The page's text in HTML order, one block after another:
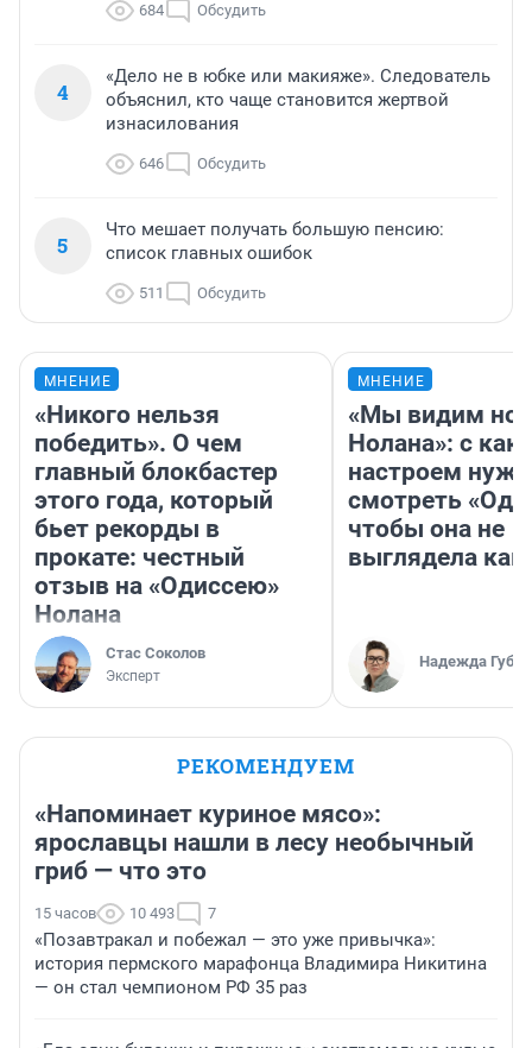
684 Обсудить
4
«Дело не в юбке или макияже». Следователь
объяснил, кто чаще становится жертвой
изнасилования
646 Обсудить
5
Что мешает получать большую пенсию:
список главных ошибок
511 Обсудить
МНЕНИЕ
«Никого нельзя
победить». О чем
главный блокбастер
этого года, который
бьет рекорды в
прокате: честный
отзыв на «Одиссею»
Нолана
Стас Соколов
Эксперт
МНЕНИЕ
«Мы видим
Нолана»: с
настроем
смотреть
чтобы она не
выглядела как
Надежда
РЕКОМЕНДУЕМ
«Напоминает куриное мясо»:
ярославцы нашли в лесу необычный
гриб — что это
15 часов 10 493 7
«Позавтракал и побежал — это уже привычка»:
история пермского марафонца Владимира Никитина
— он стал чемпионом РФ 35 раз